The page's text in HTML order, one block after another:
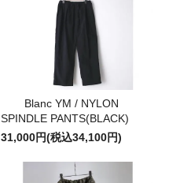
Blanc YM / NYLON
SPINDLE PANTS(BLACK)
31,000円(税込34,100円)